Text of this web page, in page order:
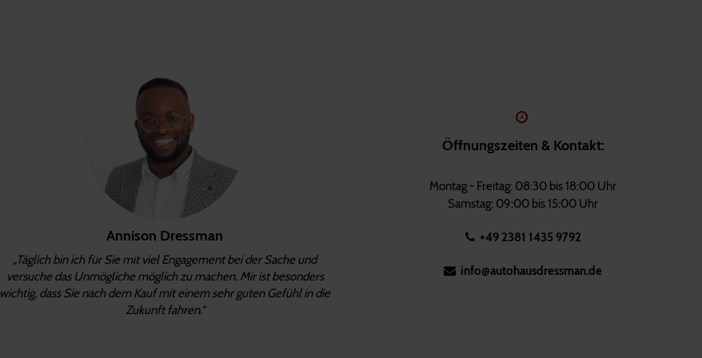
Annison Dressman
„Täglich bin ich für Sie mit viel Engagement bei der Sache und
versuche das Unmögliche möglich zu machen. Mir ist besonders
wichtig, dass Sie nach dem Kauf mit einem sehr guten Gefühl in die
Zukunft fahren.“
Öffnungszeiten & Kontakt:
Montag - Freitag: 08:30 bis 18:00 Uhr
Samstag: 09:00 bis 15:00 Uhr
+49 2381 1435 9792
info@autohausdressman.de